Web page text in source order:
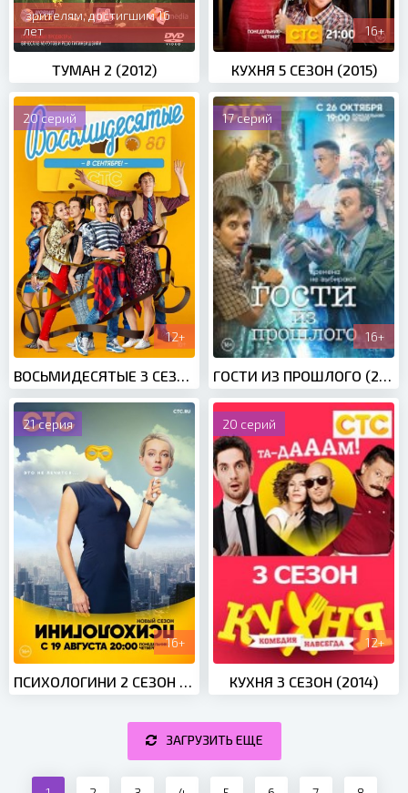
зрителям, достигшим 16
лет
ТУМАН 2 (2012)
16+
КУХНЯ 5 СЕЗОН (2015)
20 серий
12+
ВОСЬМИДЕСЯТЫЕ 3 СЕЗОН (2013)
17 серий
16+
ГОСТИ ИЗ ПРОШЛОГО (2020)
21 серия
16+
20 серий
12+
КУХНЯ 3 СЕЗОН (2014)
ЗАГРУЗИТЬ ЕЩЕ